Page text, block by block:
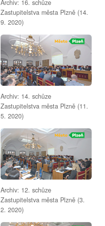
Archiv: 16. schůze
Zastupitelstva města Plzně (14.
9. 2020)
Archiv: 14. schůze
Zastupitelstva města Plzně (11.
5. 2020)
Archiv: 12. schůze
Zastupitelstva města Plzně (3.
2. 2020)